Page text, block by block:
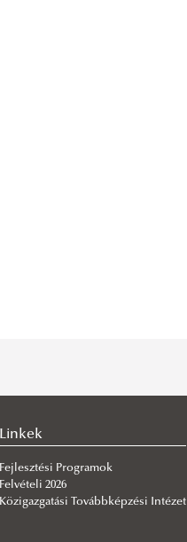
Linkek
Fejlesztési Programok
Felvételi 2026
Közigazgatási Továbbképzési Intézet